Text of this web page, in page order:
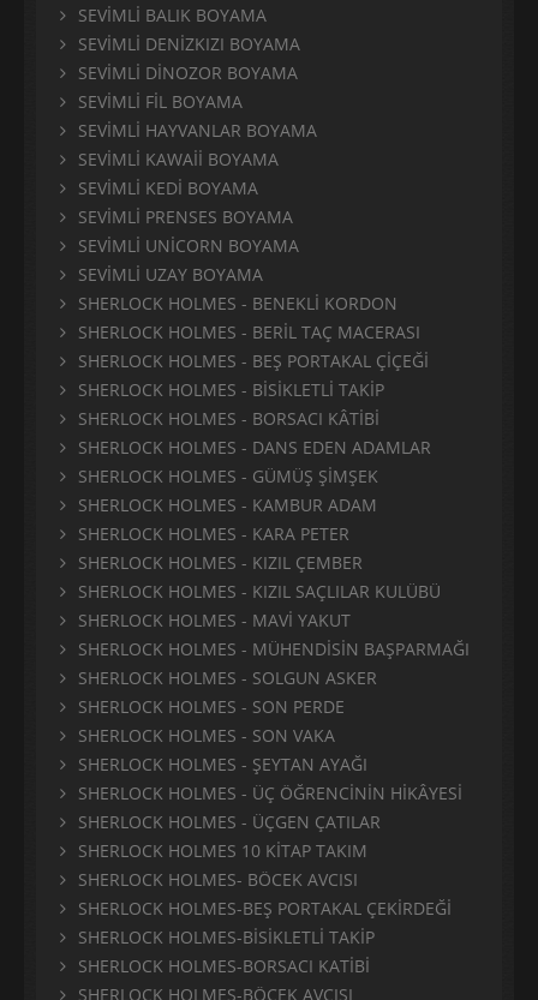
SEVİMLİ BALIK BOYAMA
SEVİMLİ DENİZKIZI BOYAMA
SEVİMLİ DİNOZOR BOYAMA
SEVİMLİ FİL BOYAMA
SEVİMLİ HAYVANLAR BOYAMA
SEVİMLİ KAWAİİ BOYAMA
SEVİMLİ KEDİ BOYAMA
SEVİMLİ PRENSES BOYAMA
SEVİMLİ UNİCORN BOYAMA
SEVİMLİ UZAY BOYAMA
SHERLOCK HOLMES - BENEKLİ KORDON
SHERLOCK HOLMES - BERİL TAÇ MACERASI
SHERLOCK HOLMES - BEŞ PORTAKAL ÇİÇEĞİ
SHERLOCK HOLMES - BİSİKLETLİ TAKİP
SHERLOCK HOLMES - BORSACI KÂTİBİ
SHERLOCK HOLMES - DANS EDEN ADAMLAR
SHERLOCK HOLMES - GÜMÜŞ ŞİMŞEK
SHERLOCK HOLMES - KAMBUR ADAM
SHERLOCK HOLMES - KARA PETER
SHERLOCK HOLMES - KIZIL ÇEMBER
SHERLOCK HOLMES - KIZIL SAÇLILAR KULÜBÜ
SHERLOCK HOLMES - MAVİ YAKUT
SHERLOCK HOLMES - MÜHENDİSİN BAŞPARMAĞI
SHERLOCK HOLMES - SOLGUN ASKER
SHERLOCK HOLMES - SON PERDE
SHERLOCK HOLMES - SON VAKA
SHERLOCK HOLMES - ŞEYTAN AYAĞI
SHERLOCK HOLMES - ÜÇ ÖĞRENCİNİN HİKÂYESİ
SHERLOCK HOLMES - ÜÇGEN ÇATILAR
SHERLOCK HOLMES 10 KİTAP TAKIM
SHERLOCK HOLMES- BÖCEK AVCISI
SHERLOCK HOLMES-BEŞ PORTAKAL ÇEKİRDEĞİ
SHERLOCK HOLMES-BİSİKLETLİ TAKİP
SHERLOCK HOLMES-BORSACI KATİBİ
SHERLOCK HOLMES-BÖCEK AVCISI